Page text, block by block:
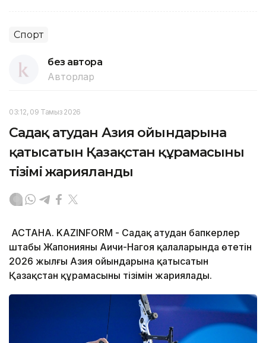
Спорт
без автора
Авторлар
03:12, 09 Тамыз 2026
Садақ атудан Азия ойындарына
қатысатын Қазақстан құрамасының
тізімі жарияланды
АСТАНА. KAZINFORM - Садақ атудан бапкерлер
штабы Жапонияның Аичи-Нагоя қалаларында өтетін
2026 жылғы Азия ойындарына қатысатын
Қазақстан құрамасының тізімін жариялады.